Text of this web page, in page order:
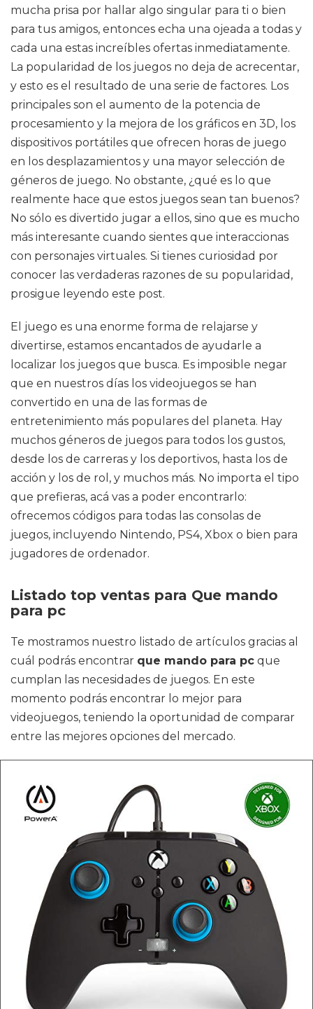
mucha prisa por hallar algo singular para ti o bien
para tus amigos, entonces echa una ojeada a todas y
cada una estas increíbles ofertas inmediatamente.
La popularidad de los juegos no deja de acrecentar,
y esto es el resultado de una serie de factores. Los
principales son el aumento de la potencia de
procesamiento y la mejora de los gráficos en 3D, los
dispositivos portátiles que ofrecen horas de juego
en los desplazamientos y una mayor selección de
géneros de juego. No obstante, ¿qué es lo que
realmente hace que estos juegos sean tan buenos?
No sólo es divertido jugar a ellos, sino que es mucho
más interesante cuando sientes que interaccionas
con personajes virtuales. Si tienes curiosidad por
conocer las verdaderas razones de su popularidad,
prosigue leyendo este post.
El juego es una enorme forma de relajarse y
divertirse, estamos encantados de ayudarle a
localizar los juegos que busca. Es imposible negar
que en nuestros días los videojuegos se han
convertido en una de las formas de
entretenimiento más populares del planeta. Hay
muchos géneros de juegos para todos los gustos,
desde los de carreras y los deportivos, hasta los de
acción y los de rol, y muchos más. No importa el tipo
que prefieras, acá vas a poder encontrarlo:
ofrecemos códigos para todas las consolas de
juegos, incluyendo Nintendo, PS4, Xbox o bien para
jugadores de ordenador.
Listado top ventas para Que mando
para pc
Te mostramos nuestro listado de artículos gracias al
cuál podrás encontrar que mando para pc que
cumplan las necesidades de juegos. En este
momento podrás encontrar lo mejor para
videojuegos, teniendo la oportunidad de comparar
entre las mejores opciones del mercado.